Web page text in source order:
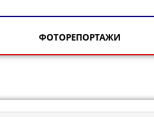
ФОТОРЕПОРТАЖИ